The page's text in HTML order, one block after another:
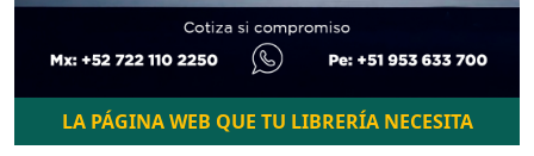
LA PÁGINA WEB QUE TU LIBRERÍA NECESITA